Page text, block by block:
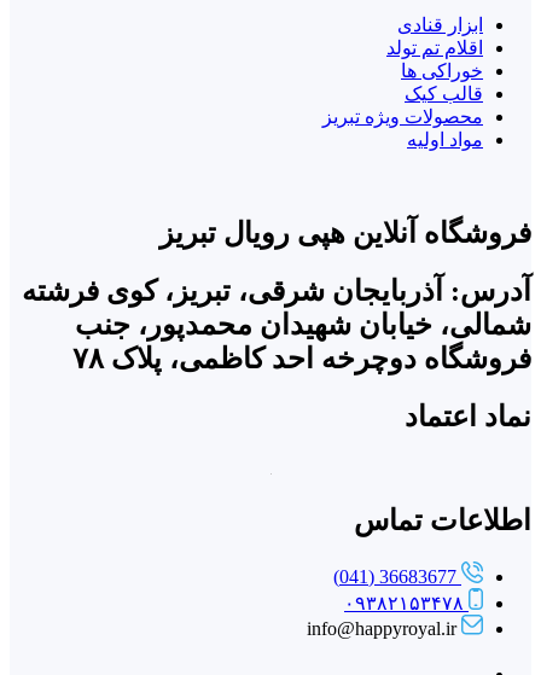
ابزار قنادی
اقلام تم تولد
خوراکی ها
قالب کیک
محصولات ویژه تبریز
مواد اولیه
فروشگاه آنلاین هپی رویال تبریز
آدرس: آذربایجان شرقی، تبریز، کوی فرشته
شمالی، خیابان شهیدان محمدپور، جنب
فروشگاه دوچرخه احد کاظمی، پلاک ۷۸
نماد اعتماد
اطلاعات تماس
36683677 (041)
۰۹۳۸۲۱۵۳۴۷۸
info@happyroyal.ir